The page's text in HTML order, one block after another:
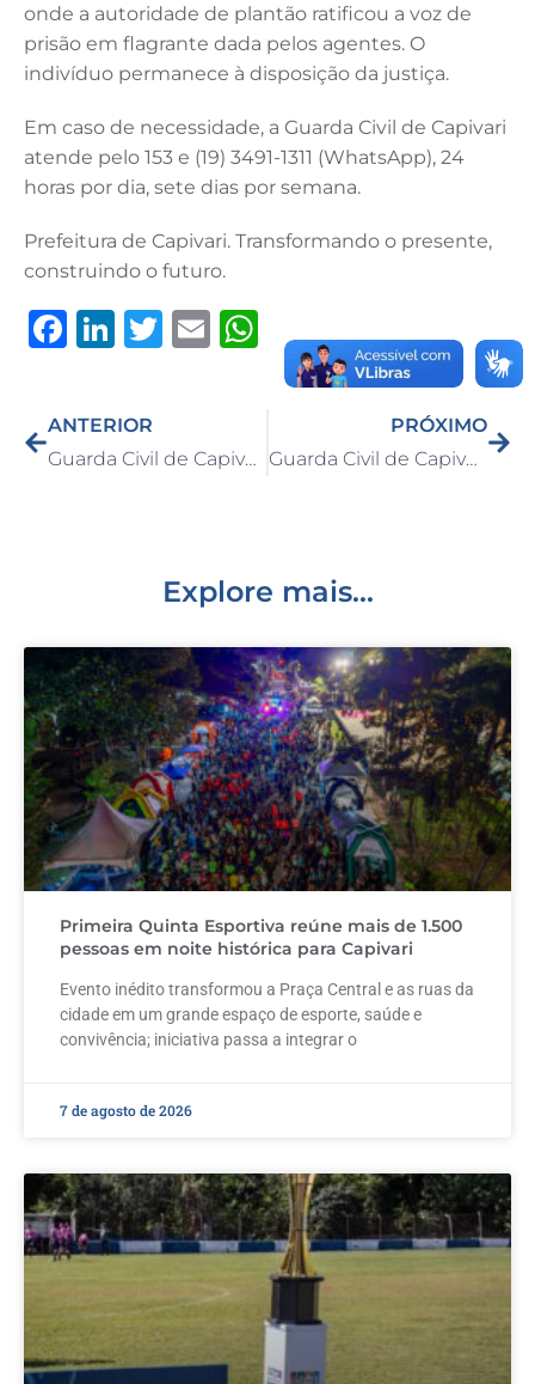
onde a autoridade de plantão ratificou a voz de
prisão em flagrante dada pelos agentes. O
indivíduo permanece à disposição da justiça.
Em caso de necessidade, a Guarda Civil de Capivari
atende pelo 153 e (19) 3491-1311 (WhatsApp), 24
horas por dia, sete dias por semana.
Prefeitura de Capivari. Transformando o presente,
construindo o futuro.
F
e
b
Li
e
dI
T
te
r
E
l
W
s
A
ANTERIOR
Guarda Civil de Capivari apreende motocicleta com placa adulterada
PRÓXIMO
Guarda Civil de Capivari localiza motocicleta roubada
Explore mais...
Primeira Quinta Esportiva reúne mais de 1.500
pessoas em noite histórica para Capivari
Evento inédito transformou a Praça Central e as ruas da
cidade em um grande espaço de esporte, saúde e
convivência; iniciativa passa a integrar o
7 de agosto de 2026